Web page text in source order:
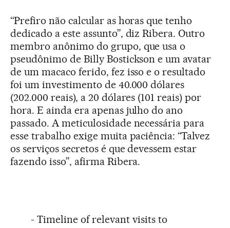
“Prefiro não calcular as horas que tenho
dedicado a este assunto”, diz Ribera. Outro
membro anônimo do grupo, que usa o
pseudônimo de Billy Bostickson e um avatar
de um macaco ferido, fez isso e o resultado
foi um investimento de 40.000 dólares
(202.000 reais), a 20 dólares (101 reais) por
hora. E ainda era apenas julho do ano
passado. A meticulosidade necessária para
esse trabalho exige muita paciência: “Talvez
os serviços secretos é que devessem estar
fazendo isso”, afirma Ribera.
- Timeline of relevant visits to